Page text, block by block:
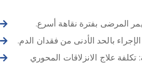
المرضى بفترة نقاهة أسرع.
بالحد الأدنى من فقدان الدم.
تكلفة علاج الانزلاقات المحوري